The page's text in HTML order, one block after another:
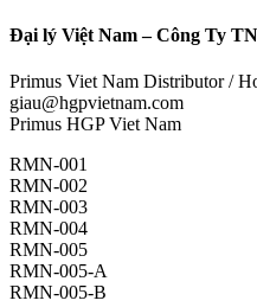
Đại lý Việt Nam – Công Ty
Primus Viet Nam Distributor /
giau@hgpvietnam.com
Primus HGP Viet Nam
RMN-001
RMN-002
RMN-003
RMN-004
RMN-005
RMN-005-A
RMN-005-B